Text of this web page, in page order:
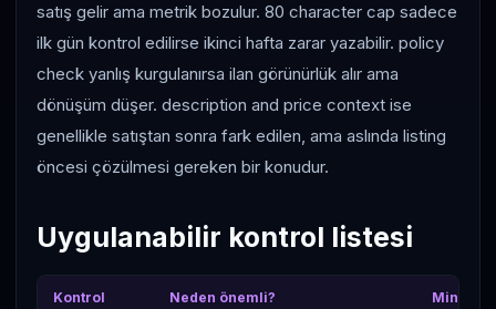
satış gelir ama metrik bozulur. 80 character cap sadece
ilk gün kontrol edilirse ikinci hafta zarar yazabilir. policy
check yanlış kurgulanırsa ilan görünürlük alır ama
dönüşüm düşer. description and price context ise
genellikle satıştan sonra fark edilen, ama aslında listing
öncesi çözülmesi gereken bir konudur.
Uygulanabilir kontrol listesi
Kontrol Neden önemli?